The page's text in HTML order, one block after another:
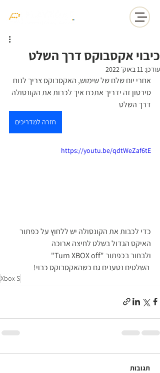
כיבוי אקסבוקס דרך השלט
עודכן: 11 באוק׳ 2022
אחרי יום שלם של שימוש, האקסבוקס צריך לנוח
סירטון זה ידריך אתכם איך לכבות את הקונסולה
דרך השלט
חזרה למדריכים
https://youtu.be/qdtWeZaf6tE
כדי לכבות את הקונסולה יש ללחוץ על כפתור
האיקס הגדול בשלט לחיצה ארוכה
ולבחור בכפתור "Turn XBOX off"
Xbox S
תגובות